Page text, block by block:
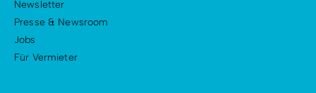
Newsletter
Presse & Newsroom
Jobs
Für Vermieter